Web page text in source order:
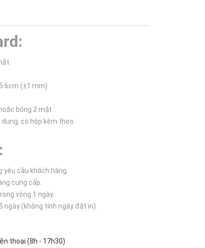
(±1 mm)
bóng 2 mặt
có hộp kèm theo.
cầu khách hàng.
cung cấp.
vòng 1 ngày.
ngày (không tính ngày đặt in).
thoại (8h - 17h30)